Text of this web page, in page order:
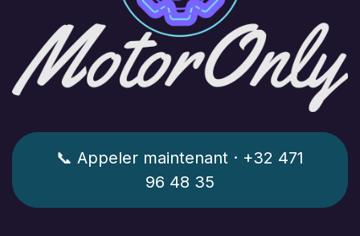
📞 Appeler maintenant · +32 471
96 48 35